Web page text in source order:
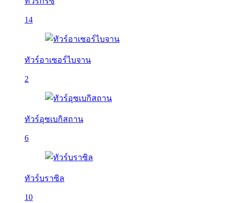
14
ทัวร์อาเซอร์ไบจาน
2
ทัวร์อุซเบกิสถาน
6
ทัวร์บราซิล
10